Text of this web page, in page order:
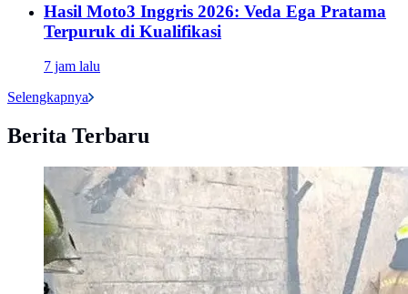
Hasil Moto3 Inggris 2026: Veda Ega Pratama
Terpuruk di Kualifikasi
7 jam lalu
Selengkapnya
Berita Terbaru